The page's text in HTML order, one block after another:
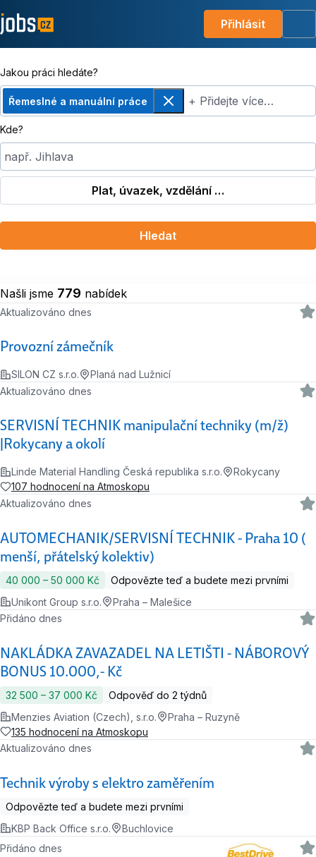
Přihlásit
Jakou práci hledáte?
Řemeslné a manuální práce
Odebrat+ Přidejte více…
Kde?
např. Jihlava
Plat, úvazek, vzdělání …
Hledat
Našli jsme 779 nabídek
Provozní zámečník
Aktualizováno dnes
SILON CZ s.r.o. Planá nad Lužnicí
SERVISNÍ TECHNIK manipulační techniky (m/ž)
|Rokycany a okolí
Aktualizováno dnes
Linde Material Handling Česká republika s.r.o.
Rokycany
107 hodnocení na Atmoskopu
AUTOMECHANIK/SERVISNÍ TECHNIK - Praha 10 (
menší, přátelský kolektiv)
Aktualizováno dnes
40 000 ‍–‍ 50 000 Kč
Odpovězte teď a budete mezi prvními
Unikont Group s.r.o.
Praha – Malešice
NAKLÁDKA ZAVAZADEL NA LETIŠTI - NÁBOROVÝ
BONUS 10.000,- Kč
Přidáno dnes
32 500 ‍–‍ 37 000 Kč
Odpověď do 2 týdnů
Menzies Aviation (Czech), s.r.o.
Praha – Ruzyně
135 hodnocení na Atmoskopu
Technik výroby s elektro zaměřením
Aktualizováno dnes
Odpovězte teď a budete mezi prvními
KBP Back Office s.r.o.
Buchlovice
Přidáno dnes